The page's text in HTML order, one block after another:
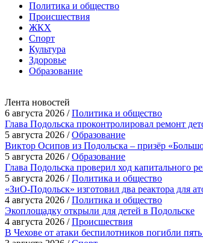
Политика и общество
Происшествия
ЖКХ
Спорт
Культура
Здоровье
Образование
Лента новостей
6 августа 2026 /Политика и общество
Глава Подольска проконтролировал ремонт
5 августа 2026 /Образование
Виктор Осипов из Подольска – призёр
5 августа 2026 /Образование
Глава Подольска проверил ход капитального
5 августа 2026 /Политика и общество
«ЗиО-Подольск» изготовил два реактора для
4 августа 2026 /Политика и общество
Экоплощадку открыли для детей в Подольске
4 августа 2026 /Происшествия
В Чехове от атаки беспилотников погибли